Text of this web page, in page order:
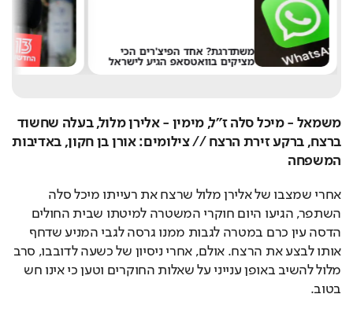
משתדרגת? אחד הפיצ'רים הכי
מציקים בוואטסאפ הגיע לישראל
משמאל - מיכל סלה ז"ל, מימין - אלירן מלול, בעלה שחשוד
ברצח, ברקע זירת הרצח // צילומים: אורן בן חקון, באדיבות
המשפחה
אחרי שמצבו של אלירן מלול שרצח את רעייתו מיכל סלה
השתפר, הגיעו היום חוקרי המשטרה למיטתו שבית החולים
הדסה עין כרם במטרה לגבות ממנו גרסה לגבי המניע שדחף
אותו לבצע את הרצח. אולם, אחרי ניסיון של כשעה לדובבו, סרב
מלול להשיב באופן ענייני על שאלות החוקרים וטען כי אינו חש
בטוב.